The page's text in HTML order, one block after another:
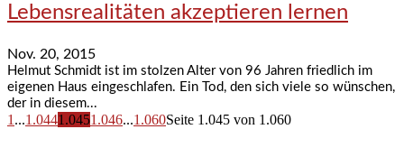
Lebensrealitäten akzeptieren lernen
Nov. 20, 2015
Helmut Schmidt ist im stolzen Alter von 96 Jahren friedlich im
eigenen Haus eingeschlafen. Ein Tod, den sich viele so wünschen,
der in diesem...
1 ...1.0441.0451.046...1.060Seite 1.045 von 1.060